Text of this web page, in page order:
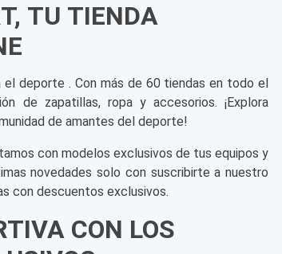
TU TIENDA
el deporte . Con más de 60 tiendas en todo el
de zapatillas, ropa y accesorios. ¡Explora
de amantes del deporte!
con modelos exclusivos de tus equipos y
novedades solo con suscribirte a nuestro
con descuentos exclusivos.
CON LOS